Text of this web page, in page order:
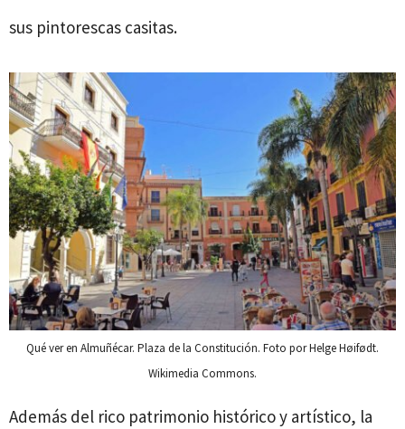
sus pintorescas casitas.
Qué ver en Almuñécar. Plaza de la Constitución. Foto por Helge Høifødt.
Wikimedia Commons.
Además del rico patrimonio histórico y artístico, la